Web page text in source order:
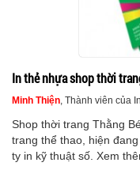
In thẻ nhựa shop thời
Minh Thiện, Thành viên của
Shop thời trang Thằng
trang thể thao, hiện
ty in kỹ thuật số. Xem